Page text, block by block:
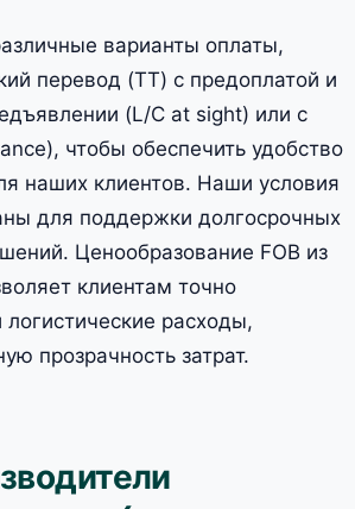
варианты оплаты,
перевод (TT) с предоплатой и
(L/C at sight) или с
чтобы обеспечить удобство
наших клиентов. Наши условия
для поддержки долгосрочных
Ценообразование FOB из
клиентам точно
логистические расходы,
прозрачность затрат.